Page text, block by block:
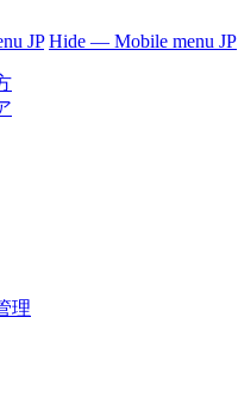
JP Hide — Mobile menu JP
理